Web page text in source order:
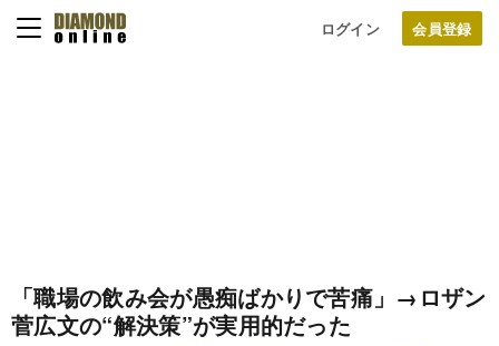
ログイン
「職場の飲み会が愚痴ばかりで苦痛」→ロザン
菅広文の“解決策”が実用的だった